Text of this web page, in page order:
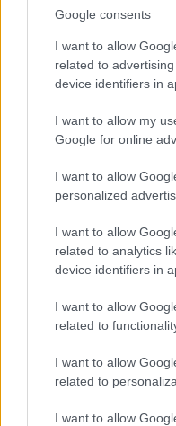
Google consents
I want to allow
related to
device identifiers in
I want to allow my
Google for online
I want to allow
personalized
I want to allow
related to analytics
device identifiers in
I want to allow
related to
I want to allow
related to
I want to allow
További információk:
Facebook
Címlapfotó: